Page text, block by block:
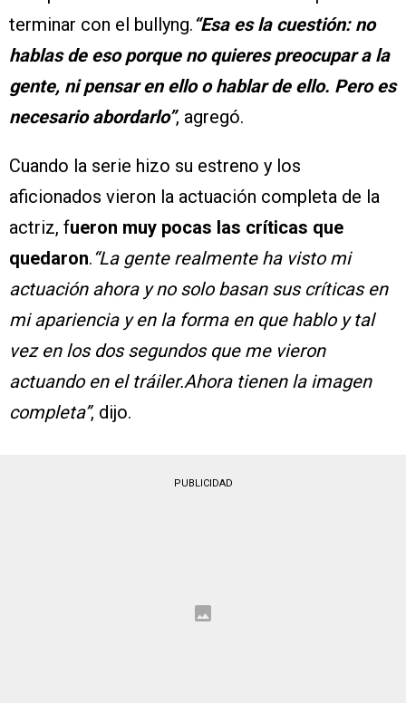
terminar con el bullyng.“Esa es la cuestión: no
hablas de eso porque no quieres preocupar a la
gente, ni pensar en ello o hablar de ello. Pero es
necesario abordarlo”, agregó.
Cuando la serie hizo su estreno y los
aficionados vieron la actuación completa de la
actriz, fueron muy pocas las críticas que
quedaron.“La gente realmente ha visto mi
actuación ahora y no solo basan sus críticas en
mi apariencia y en la forma en que hablo y tal
vez en los dos segundos que me vieron
actuando en el tráiler.Ahora tienen la imagen
completa”, dijo.
PUBLICIDAD